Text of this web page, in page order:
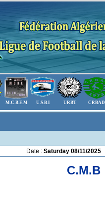
M.C.B.E.M U.S.B.I URBT CRBAD
Date : Saturday 08/11/2025
C.M.B